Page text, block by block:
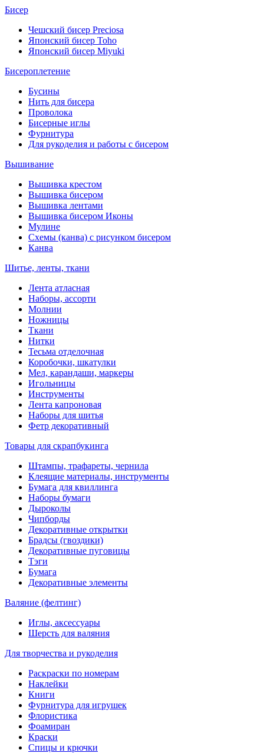
Бисер
Чешский бисер Preciosa
Японский бисер Toho
Японский бисер Miyuki
Бисероплетение
Бусины
Нить для бисера
Проволока
Бисерные иглы
Фурнитура
Для рукоделия и работы с бисером
Вышивание
Вышивка крестом
Вышивка бисером
Вышивка лентами
Вышивка бисером Иконы
Мулине
Схемы (канва) с рисунком бисером
Канва
Шитье, ленты, ткани
Лента атласная
Наборы, ассорти
Молнии
Ножницы
Ткани
Нитки
Тесьма отделочная
Коробочки, шкатулки
Мел, карандаши, маркеры
Игольницы
Инструменты
Лента капроновая
Наборы для шитья
Фетр декоративный
Товары для скрапбукинга
Штампы, трафареты, чернила
Клеящие материалы, инструменты
Бумага для квиллинга
Наборы бумаги
Дыроколы
Чипборды
Декоративные открытки
Брадсы (гвоздики)
Декоративные пуговицы
Тэги
Бумага
Декоративные элементы
Валяние (фелтинг)
Иглы, аксессуары
Шерсть для валяния
Для творчества и рукоделия
Раскраски по номерам
Наклейки
Книги
Фурнитура для игрушек
Флористика
Фоамиран
Краски
Спицы и крючки